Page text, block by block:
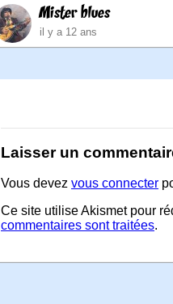
Mister blues
il y a 12 ans
Laisser un
Vous devez vous connecter
Ce site utilise Akismet pour
commentaires sont traitées.